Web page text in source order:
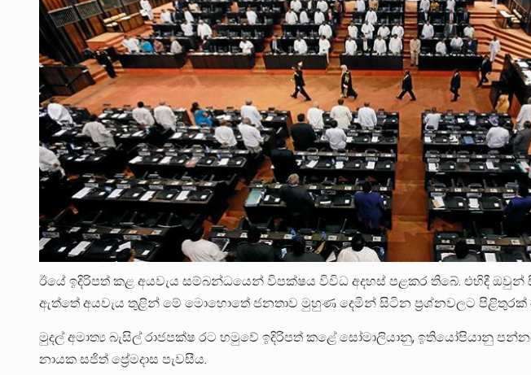
මේ, දන්නා හඳුනන ලියන්නකුගේ නන්නාඳුනන අඩවියක
වත්මන් ආණ්ඩුවේ ප්‍රධාන පාර්ශවකරුවා වන ජනතා විමුක්ති
ඊයේ ඉදිරිපත් කළ අයවැය සම්බන්ධයෙන් විපක්ෂය විවිධ අදහස් පළකර තිබේ. එහිදී ඔවුන්
ඇත්තේ අයවැය තුළින් මේ මොහොතේ ජනතාව මුහුණ දෙමින් සිටින ප්‍රශ්නවලට පිළිතුරක්
මුදල් අමාත්‍ය බැසිල් රාජපක්ෂ රට හමුවේ ඉදිරිපත් කළේ සෝමාලියානු, ඉතියෝපියානු
නායක සජිත් ප්‍රේමදාස පැවසීය.